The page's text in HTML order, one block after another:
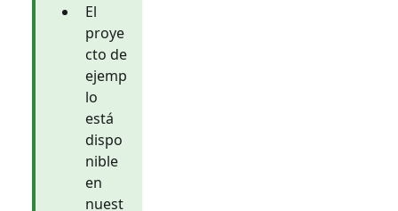
El
proye
cto de
ejemp
lo
está
dispo
nible
en
nuest